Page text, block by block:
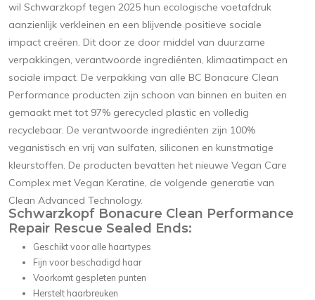
wil Schwarzkopf tegen 2025 hun ecologische voetafdruk
aanzienlijk verkleinen en een blijvende positieve sociale
impact creëren. Dit door ze door middel van duurzame
verpakkingen, verantwoorde ingrediënten, klimaatimpact en
sociale impact. De verpakking van alle BC Bonacure Clean
Performance producten zijn schoon van binnen en buiten en
gemaakt met tot 97% gerecycled plastic en volledig
recyclebaar. De verantwoorde ingrediënten zijn 100%
veganistisch en vrij van sulfaten, siliconen en kunstmatige
kleurstoffen. De producten bevatten het nieuwe Vegan Care
Complex met Vegan Keratine, de volgende generatie van
Clean Advanced Technology.
Schwarzkopf Bonacure Clean Performance
Repair Rescue Sealed Ends:
Geschikt voor alle haartypes
Fijn voor beschadigd haar
Voorkomt gespleten punten
Herstelt haarbreuken